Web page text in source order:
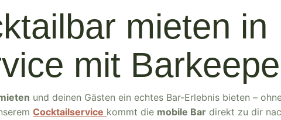
mieten
mit
und deinen Gästen ein echtes Bar-Erlebnis bieten –
Cocktailservice kommt die mobile Bar direkt zu dir